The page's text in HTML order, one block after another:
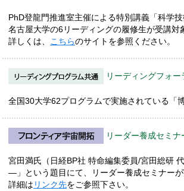
PhD登龍門推進室主催による特別講義「科学
名古屋大学の6リーディングの履修生が受講対
詳しくは、
こちらのサイトを参照ください。
リーディングフォ
全国30大学62プログラムで実施されている「
リーダー養成セミナ
宮田満氏（日経BP社 特命編集委員/宮田総研
—」という題目にて、リーダー養成セミナー
詳細は リンク先をご参照下さい。